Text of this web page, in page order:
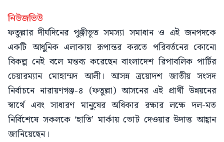
নিউজভিউ
ফতুল্লার দীর্ঘদিনের পুঞ্জীভূত সমস্যা সমাধান ও এই জনপদকে
একটি আধুনিক এলাকায় রূপান্তর করতে পরিবর্তনের কোনো
বিকল্প নেই বলে মন্তব্য করেছেন বাংলাদেশ রিপাবলিক পার্টির
চেয়ারম্যান মোহাম্মদ আলী। আসন্ন ত্রয়োদশ জাতীয় সংসদ
নির্বাচনে নারায়ণগঞ্জ-৪ (ফতুল্লা) আসনের এই প্রার্থী উন্নয়নের
স্বার্থে এবং সাধারণ মানুষের অধিকার রক্ষার লক্ষে দল-মত
নির্বিশেষে সকলকে ‘হাতি’ মার্কায় ভোট দেওয়ার উদাত্ত আহ্বান
জানিয়েছেন।